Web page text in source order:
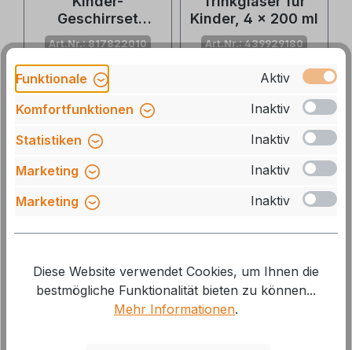
Geschirrset
WildLife
Art.Nr.: 817822010
Lieferzeit: 1-2 Tage,
auf Lager: 3 verfügbar
20,99 €*
Kinder, 4 x 200 ml
Art.Nr.: 439929180
lieferbar
18,40 €* 19,99 €*
10 %
Funktionale
Aktiv
Komfortfunktionen
Inaktiv
Statistiken
Inaktiv
Marketing
Inaktiv
Marketing
Inaktiv
Diese Website verwendet Cookies, um Ihnen die
bestmögliche Funktionalität bieten zu können...
Mehr Informationen.